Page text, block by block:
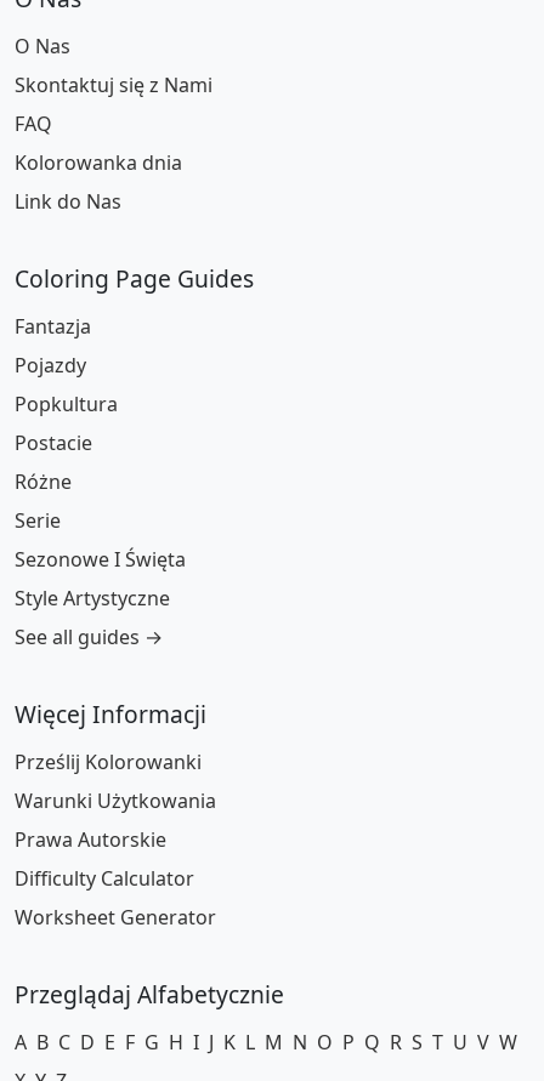
O Nas
Skontaktuj się z Nami
FAQ
Kolorowanka dnia
Link do Nas
Coloring Page Guides
Fantazja
Pojazdy
Popkultura
Postacie
Różne
Serie
Sezonowe I Święta
Style Artystyczne
See all guides →
Więcej Informacji
Prześlij Kolorowanki
Warunki Użytkowania
Prawa Autorskie
Difficulty Calculator
Worksheet Generator
Przeglądaj Alfabetycznie
A B C D E F G H I J K L M N O P Q R S T U V W